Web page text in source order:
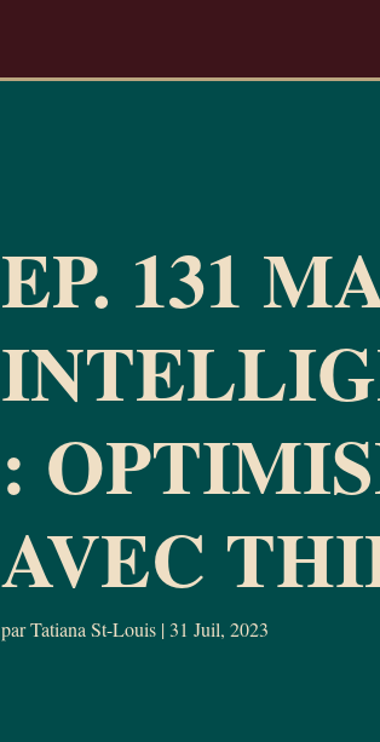
EP. 131
:
AVEC
parTatiana St-Louis | 31 Juil, 2023